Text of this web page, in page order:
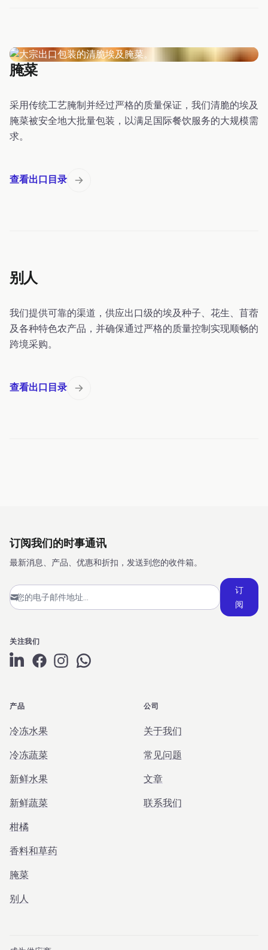
腌菜
采用传统工艺腌制并经过严格的质量保证，我们清脆的埃及
腌菜被安全地大批量包装，以满足国际餐饮服务的大规模需
求。
查看出口目录
别人
我们提供可靠的渠道，供应出口级的埃及种子、花生、苜蓿
及各种特色农产品，并确保通过严格的质量控制实现顺畅的
跨境采购。
查看出口目录
订阅我们的时事通讯
最新消息、产品、优惠和折扣，发送到您的收件箱。
订
阅
关注我们
产品
冷冻水果
冷冻蔬菜
新鲜水果
新鲜蔬菜
柑橘
香料和草药
腌菜
别人
公司
关于我们
常见问题
文章
联系我们